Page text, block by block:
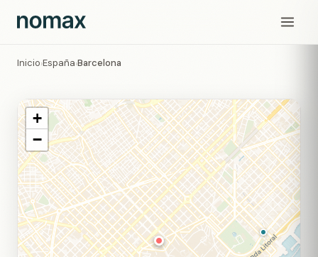
Inicio›España›Barcelona
+
−